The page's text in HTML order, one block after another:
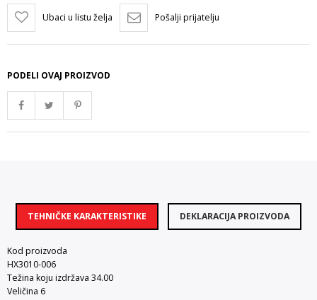
Ubaci u listu želja Pošalji prijatelju
PODELI OVAJ PROIZVOD
TEHNIČKE KARAKTERISTIKE DEKLARACIJA PROIZVODA
Kod proizvoda
HX3010-006
Težina koju izdržava 34.00
Veličina 6